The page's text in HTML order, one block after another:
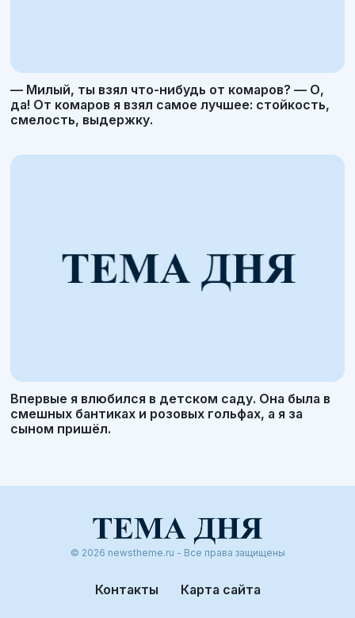
— Милый, ты взял что-нибудь от комаров? — О,
да! От комаров я взял самое лучшее: стойкость,
смелость, выдержку.
Впервые я влюбился в детском саду. Она была в
смешных бантиках и розовых гольфах, а я за
сыном пришёл.
© 2026 newstheme.ru - Все права защищены
Контакты Карта сайта